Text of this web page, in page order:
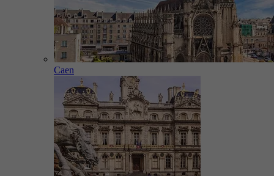
Caen